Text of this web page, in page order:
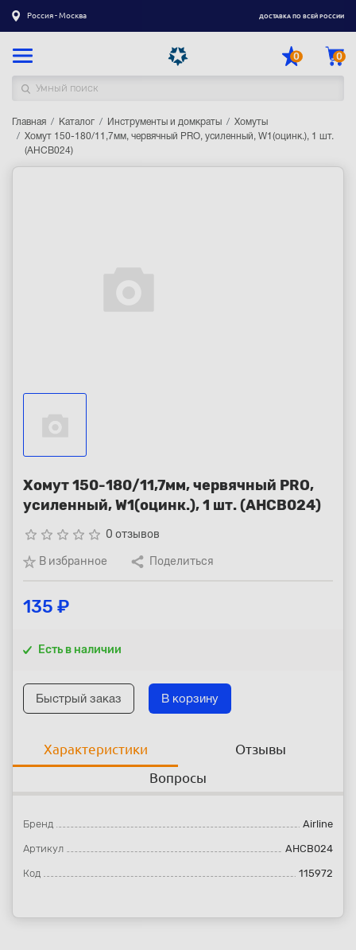
Россия - Москва ДОСТАВКА ПО ВСЕЙ РОССИИ
0 0
Каталог товаров
Главная Каталог Инструменты и домкраты
Хомуты
Хомут 150-180/11,7мм, червячный PRO, усиленный, W1(оцинк.), 1 шт.
(AHCB024)
Хомут 150-180/11,7мм, червячный PRO,
усиленный, W1(оцинк.), 1 шт. (AHCB024)
star_border star_border star_border star_border star_border 0 отзывов
В избранное
Поделиться
135 ₽
Есть в наличии
Быстрый заказ В корзину
Характеристики
Отзывы
Вопросы
Бренд Airline
Артикул AHCB024
Код 115972